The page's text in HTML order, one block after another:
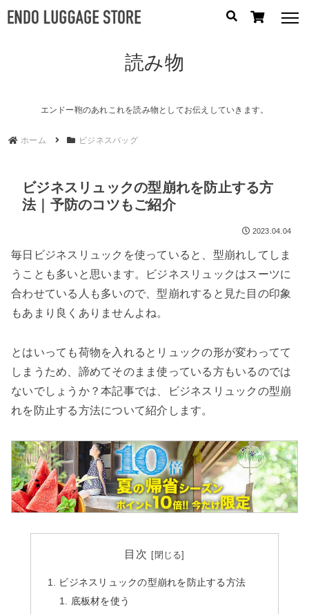
誕生日プレゼント
ブランドから探す
容量から探す
円
検索する
読み物
エンドー鞄のあれこれを読み物としてお伝えしていきます。
ホーム ビジネスバッグ
ビジネスリュックの型崩れを防止する方
法｜予防のコツもご紹介
2023.04.04
毎日ビジネスリュックを使っていると、型崩れしてしま
うことも多いと思います。ビジネスリュックはスーツに
合わせている人も多いので、型崩れすると見た目の印象
もあまり良くありませんよね。
とはいっても荷物を入れるとリュックの形が変わってて
しまうため、諦めてそのまま使っている方もいるのでは
ないでしょうか？本記事では、ビジネスリュックの型崩
れを防止する方法について紹介します。
目次
ビジネスリュックの型崩れを防止する方法
底板材を使う